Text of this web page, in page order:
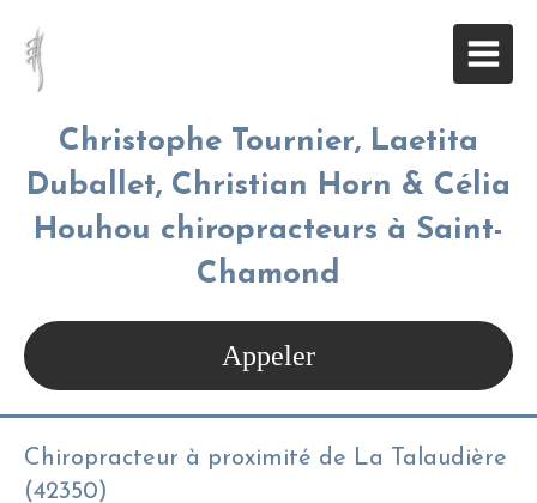
Christophe Tournier, Laetita
Duballet, Christian Horn & Célia
Houhou chiropracteurs à Saint-
Chamond
Appeler
Chiropracteur à proximité de La Talaudière
(42350)